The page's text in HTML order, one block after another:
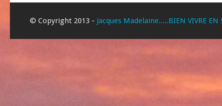
© Copyright 2013 - Jacques Madelaine.....BIEN VIVRE EN